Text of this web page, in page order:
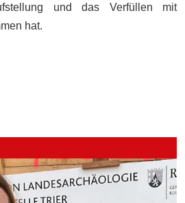
und das Verfüllen mit
hat.